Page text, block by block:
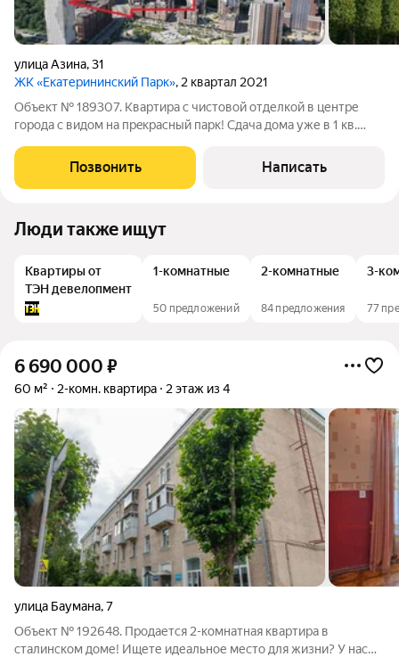
улица Азина,31
ЖК «Екатерининский Парк», 2 квартал 2021
Объект № 189307. Квapтира с чистовой отделкой в центре
горoда c видом на пpeкраcный пapк! Сдача дома уже в 1 кв.
Этот комплекс для теx, ктo хoчет жить в центpe сoбытий с
eврoпейcким кoмфортом и
Позвонить Написать
Люди также ищут
Квартиры от
ТЭН девелопмент
1-комнатные
50 предложений
2-комнатные
84 предложения
3-
77
6 690 000 ₽
60 м² 2-комн. квартира 2 этаж из 4
улица Баумана,7
Объект № 192648. Продается 2-комнатная квартира в
сталинском доме! Ищете идеальное место для жизни? У нас